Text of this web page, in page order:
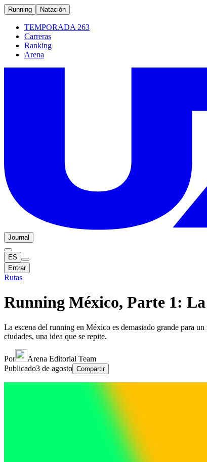
Running Natación
TEMPORADA 263
Carreras
Ranking
Arena
Journal
ES
Entrar
Rutas
Running México, Parte 1:
La escena del running en México es demasiado grande para
ciudades, una idea que se repite.
Por
Arena Editorial Team
Publicado3 de agosto Compartir